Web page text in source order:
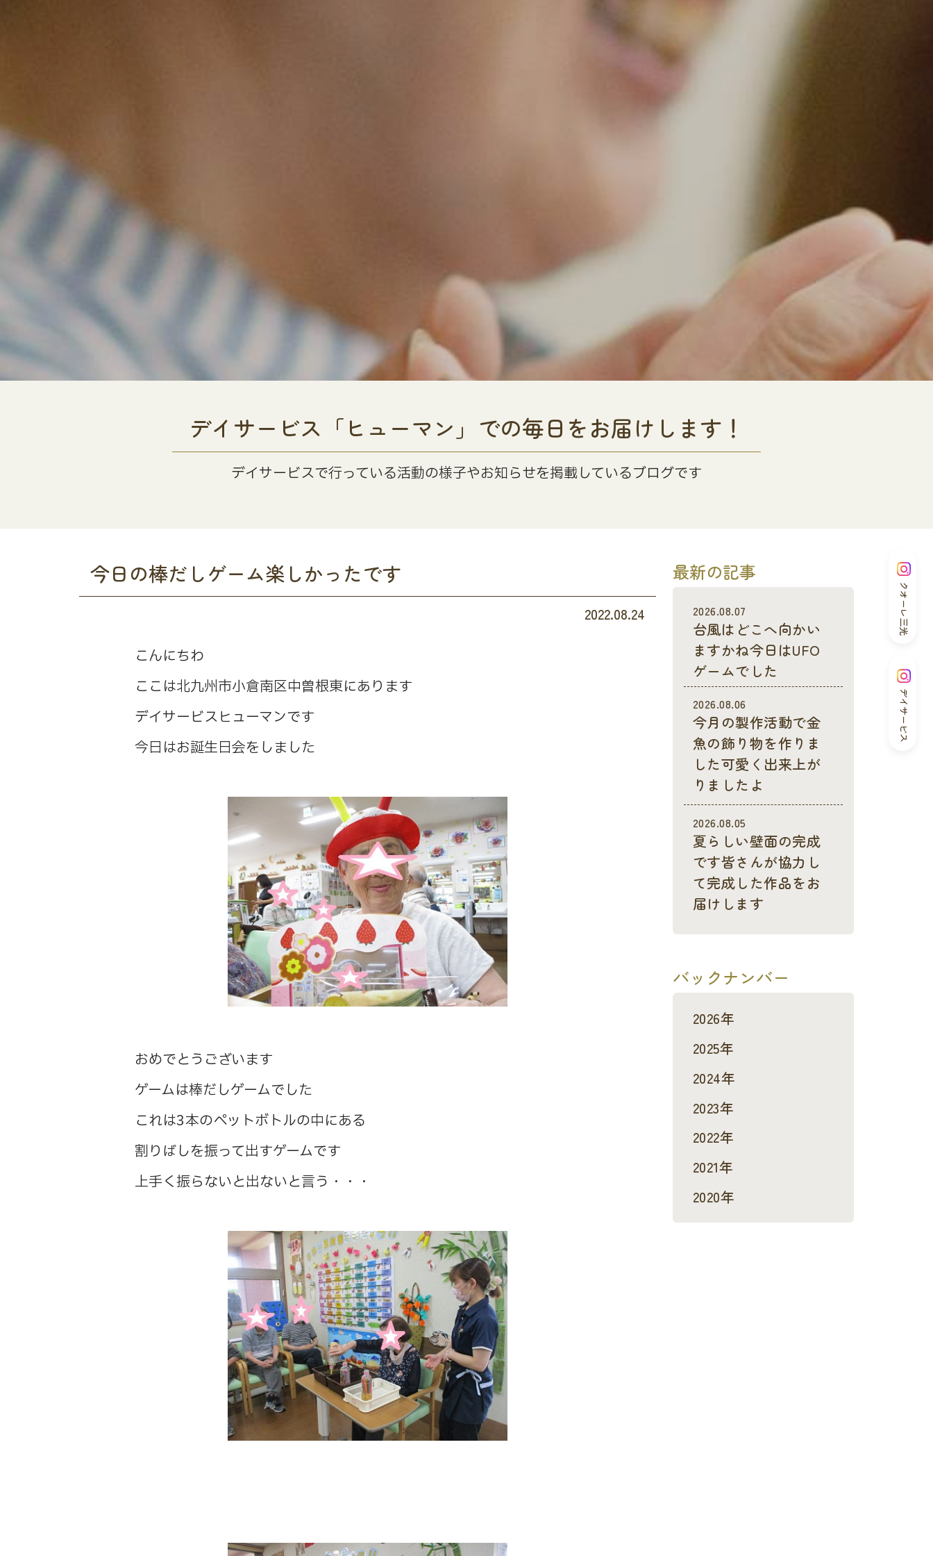
クオーレ三光
デイサービス
デイサービス「ヒューマン」での毎日をお届けします！
デイサービスで行っている活動の様子やお知らせを掲載しているブログです
今日の棒だしゲーム楽しかったです
2022.08.24
こんにちわ
ここは北九州市小倉南区中曽根東にあります
デイサービスヒューマンです
今日はお誕生日会をしました
おめでとうございます
ゲームは棒だしゲームでした
これは3本のペットボトルの中にある
割りばしを振って出すゲームです
上手く振らないと出ないと言う・・・
最新の記事
2026.08.07
台風はどこへ向かい
ますかね今日はUFO
ゲームでした
2026.08.06
今月の製作活動で金
魚の飾り物を作りま
した可愛く出来上が
りましたよ
2026.08.05
夏らしい壁面の完成
です皆さんが協力し
て完成した作品をお
届けします
バックナンバー
2026年
2025年
2024年
2023年
2022年
2021年
2020年